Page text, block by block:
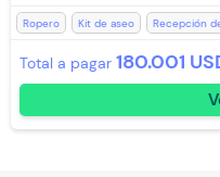
Ropero Kit de aseo Recepción
Desayuno incluido
Baño Privado
Total a pagar 180.001